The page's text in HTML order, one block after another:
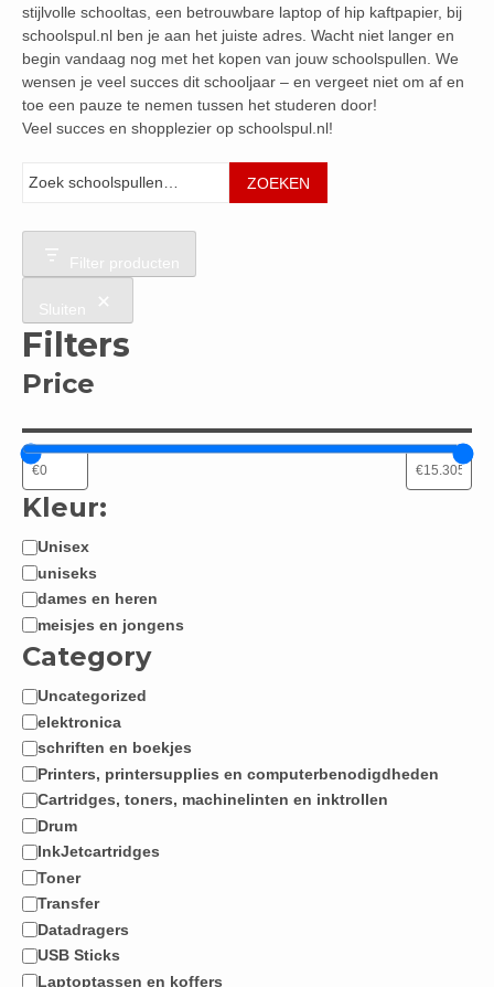
stijlvolle schooltas, een betrouwbare laptop of hip kaftpapier, bij
schoolspul.nl ben je aan het juiste adres. Wacht niet langer en
begin vandaag nog met het kopen van jouw schoolspullen. We
wensen je veel succes dit schooljaar – en vergeet niet om af en
toe een pauze te nemen tussen het studeren door!
Veel succes en shopplezier op schoolspul.nl!
Zoeken
ZOEKEN
Filter producten
Sluiten
Filters
Price
Kleur:
Jongen
/
Meisje:
Unisex
uniseks
dames en heren
meisjes en jongens
Category
Categorie
Uncategorized
elektronica
schriften en boekjes
Printers, printersupplies en computerbenodigdheden
Cartridges, toners, machinelinten en inktrollen
Drum
InkJetcartridges
Toner
Transfer
Datadragers
USB Sticks
Laptoptassen en koffers